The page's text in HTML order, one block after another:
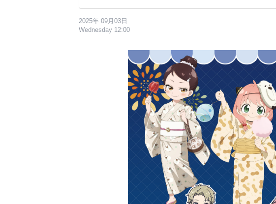
2025年 09月03日
Wednesday 12:00